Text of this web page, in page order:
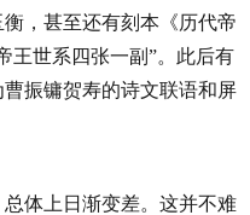
，甚至还有刻本《历代帝
王世系四张一副”。此后有
振镛贺寿的诗文联语和屏
体上日渐变差。这并不难